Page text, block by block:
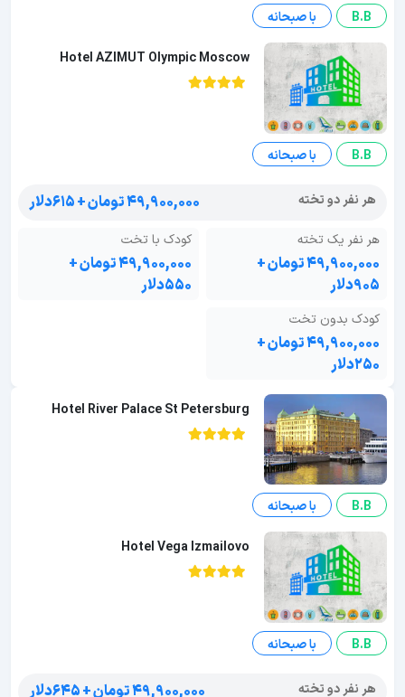
B.B با صبحانه
Hotel AZIMUT Olympic Moscow
B.B با صبحانه
هر نفر دو تخته ۴۹,۹۰۰,۰۰۰ تومان + ۶۱۵دلار
هر نفر یک تخته
۴۹,۹۰۰,۰۰۰ تومان +
۹۰۵دلار
کودک با تخت
۴۹,۹۰۰,۰۰۰ تومان +
۵۵۰دلار
کودک بدون تخت
۴۹,۹۰۰,۰۰۰ تومان +
۲۵۰دلار
Hotel River Palace St Petersburg
B.B با صبحانه
Hotel Vega Izmailovo
B.B با صبحانه
هر نفر دو تخته ۴۹,۹۰۰,۰۰۰ تومان + ۶۴۵دلار